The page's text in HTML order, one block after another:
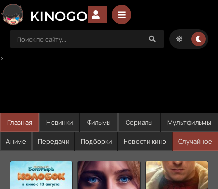
>
Главная Новинки Фильмы Сериалы Мультфильмы
Аниме Передачи Подборки Новости кино Случайное